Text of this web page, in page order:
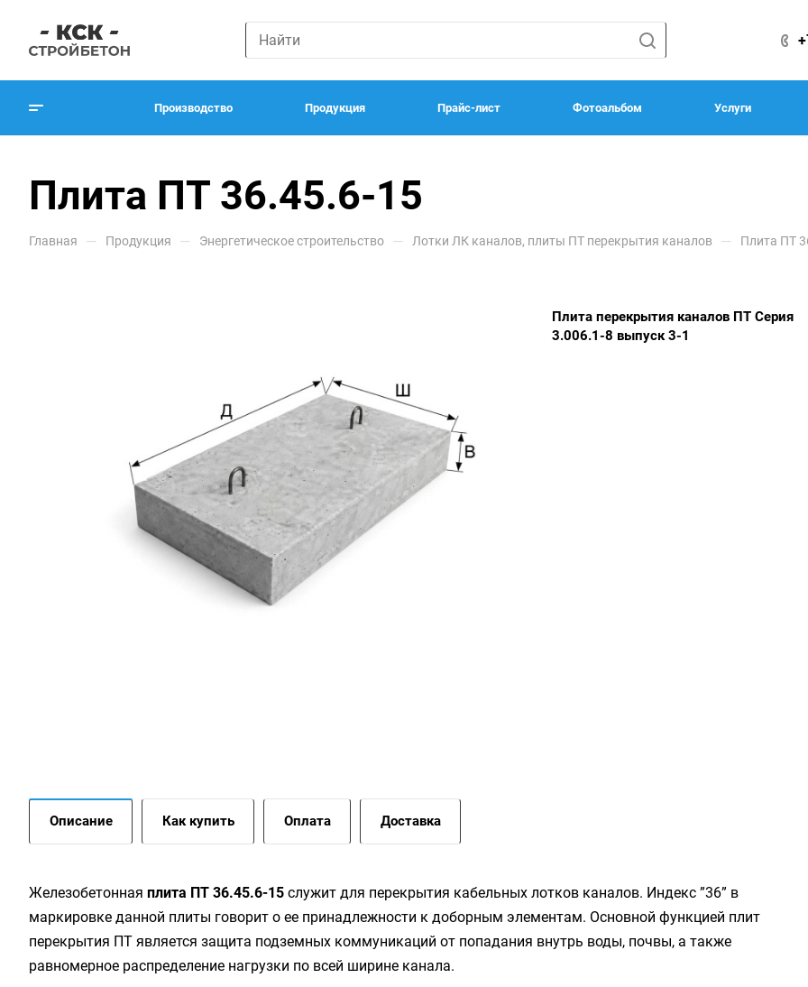
Производство Продукция Прайс-лист Фотоальбом Услуги
Плита ПТ 36.45.6-15
Главная — Продукция — Энергетическое строительство — Лотки ЛК каналов, плиты ПТ перекрытия каналов — Плита ПТ
Плита перекрытия каналов ПТ Серия
3.006.1-8 выпуск 3-1
Описание Как купить Оплата Доставка
Железобетонная плита ПТ 36.45.6-15 служит для перекрытия кабельных лотков каналов. Индекс ”36” в
маркировке данной плиты говорит о ее принадлежности к доборным элементам. Основной функцией плит
перекрытия ПТ является защита подземных коммуникаций от попадания внутрь воды, почвы, а также
равномерное распределение нагрузки по всей ширине канала.